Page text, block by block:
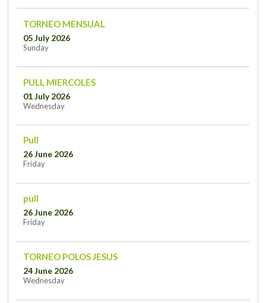
TORNEO MENSUAL
05 July 2026
Sunday
PULL MIERCOLES
01 July 2026
Wednesday
Pull
26 June 2026
Friday
pull
26 June 2026
Friday
TORNEO POLOS JESUS
24 June 2026
Wednesday